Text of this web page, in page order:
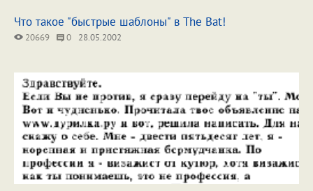
Что такое "быстрые шаблоны" в The Bat!
20669 0 28.05.2002